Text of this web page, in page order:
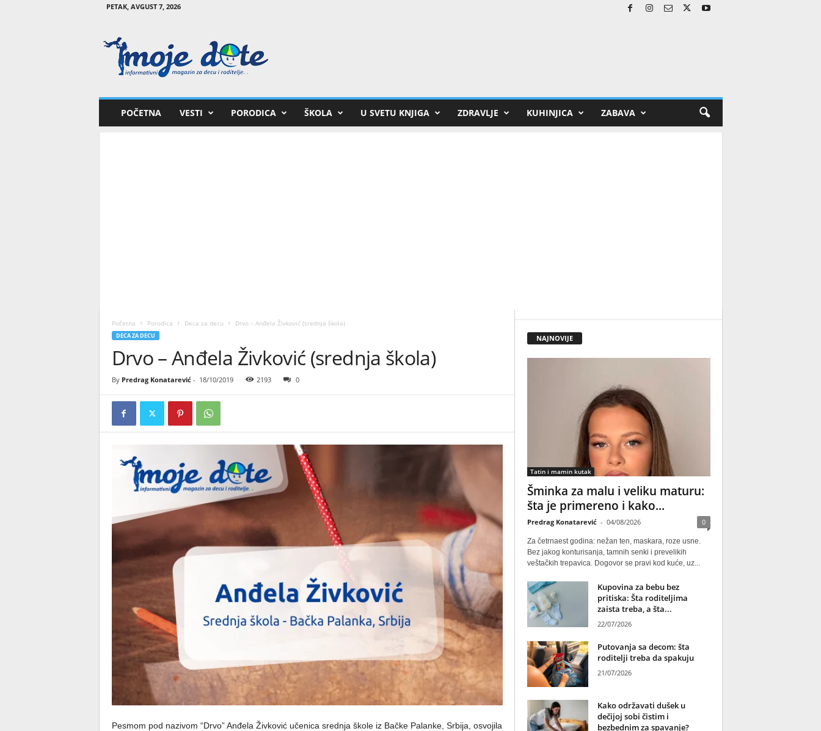
PETAK, AVGUST 7, 2026
o
POČETNA VESTI PORODICA ŠKOLA U SVETU KNJIGA ZDRAVLJE KUHINJICA ZABAVA
Početna Porodica Deca za decu Drvo – Anđela Živković (srednja škola)
DECA ZA DECU
Drvo – Anđela Živković (srednja škola)
By Predrag Konatarević- 18/10/2019 2193 0
Pesmom pod nazivom “Drvo” Anđela Živković učenica srednja škole iz Bačke Palanke, Srbija, osvojila
NAJNOVIJE
Tatin i mamin kutak
Šminka za malu i veliku maturu:
šta je primereno i kako...
Predrag Konatarević - 04/08/2026 0
Za četrnaest godina: nežan ten, maskara, roze usne.
Bez jakog konturisanja, tamnih senki i prevelikih
veštačkih trepavica. Dogovor se pravi kod kuće, uz...
Kupovina za bebu bez
pritiska: Šta roditeljima
zaista treba, a šta...
22/07/2026
Putovanja sa decom: šta
roditelji treba da spakuju
21/07/2026
Kako održavati dušek u
dečijoj sobi čistim i
bezbednim za spavanje?